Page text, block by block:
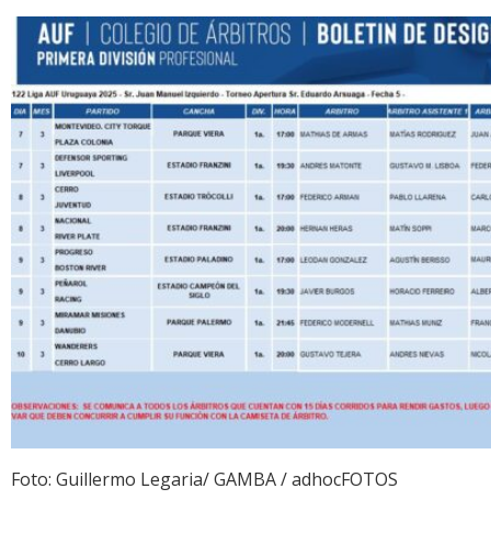
Foto: Guillermo Legaria/ GAMBA / adhocFOTOS